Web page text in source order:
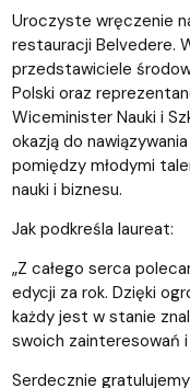
Uroczyste wręczenie
restauracji Belvedere.
przedstawiciele
Polski oraz
Wiceminister Nauki i
okazją do
pomiędzy młodymi
nauki i biznesu.
Jak podkreśla laureat:
„Z całego serca
edycji za rok. Dzięki
każdy jest w stanie
swoich zainteresowań
Serdecznie